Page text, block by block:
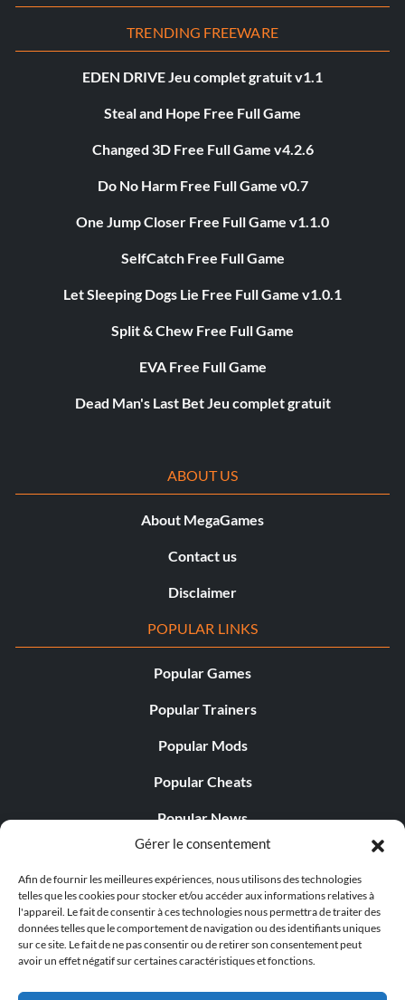
Gérer le consentement
Afin de fournir les meilleures expériences, nous utilisons des technologies
telles que les cookies pour stocker et/ou accéder aux informations relatives à
l'appareil. Le fait de consentir à ces technologies nous permettra de traiter des
données telles que le comportement de navigation ou des identifiants uniques
sur ce site. Le fait de ne pas consentir ou de retirer son consentement peut
avoir un effet négatif sur certaines caractéristiques et fonctions.
TRENDING FREEWARE
EDEN DRIVE Jeu complet gratuit v1.1
Steal and Hope Free Full Game
Changed 3D Free Full Game v4.2.6
Do No Harm Free Full Game v0.7
One Jump Closer Free Full Game v1.1.0
SelfCatch Free Full Game
Let Sleeping Dogs Lie Free Full Game v1.0.1
Split & Chew Free Full Game
EVA Free Full Game
Dead Man's Last Bet Jeu complet gratuit
ABOUT US
About MegaGames
Contact us
Disclaimer
POPULAR LINKS
Popular Games
Popular Trainers
Popular Mods
Popular Cheats
Popular News
Popular Editorials
Popular Free Games
LATEST UPDATES